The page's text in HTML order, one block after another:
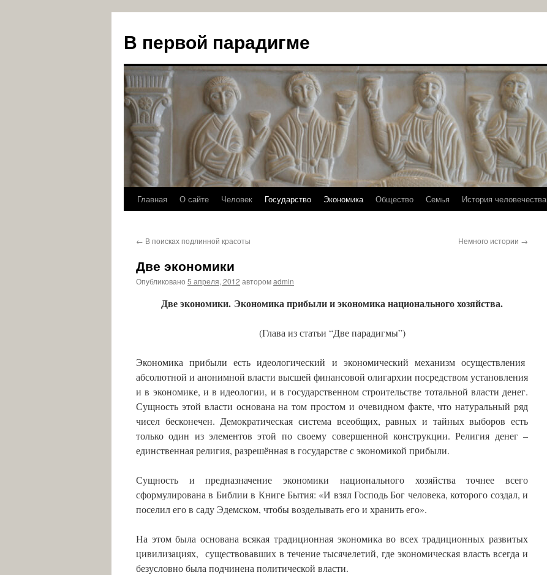
В первой парадигме
Перейти
содержимому
Главная О сайте Человек Государство Экономика Общество Семья История человечества
← В поисках подлинной красоты Немного истории →
Две экономики
Опубликовано 5 апреля, 2012 авторомadmin
Две экономики. Экономика прибыли и экономика национального хозяйства.
(Глава из статьи “Две парадигмы”)
Экономика прибыли есть идеологический и экономический механизм осуществления
абсолютной и анонимной власти высшей финансовой олигархии посредством установления
и в экономике, и в идеологии, и в государственном строительстве тотальной власти денег.
Сущность этой власти основана на том простом и очевидном факте, что натуральный ряд
чисел бесконечен. Демократическая система всеобщих, равных и тайных выборов есть
только один из элементов этой по своему совершенной конструкции. Религия денег –
единственная религия, разрешённая в государстве с экономикой прибыли.
Сущность и предназначение экономики национального хозяйства точнее всего
сформулирована в Библии в Книге Бытия: «И взял Господь Бог человека, которого создал, и
поселил его в саду Эдемском, чтобы возделывать его и хранить его».
На этом была основана всякая традиционная экономика во всех традиционных развитых
цивилизациях, существовавших в течение тысячелетий, где экономическая власть всегда и
безусловно была подчинена политической власти.